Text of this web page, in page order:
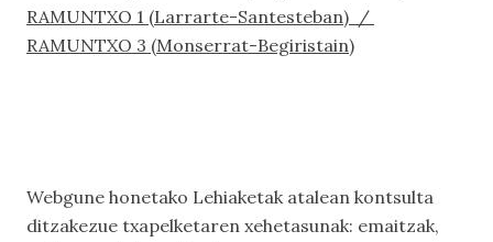
RAMUNTXO 1 (Larrarte-Santesteban) /
RAMUNTXO 3 (Monserrat-Begiristain)
Webgune honetako Lehiaketakatalean kontsulta
ditzakezue txapelketaren xehetasunak: emaitzak,